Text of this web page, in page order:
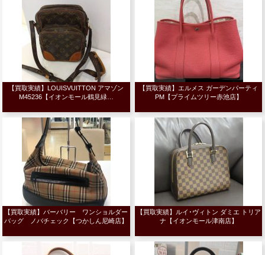
【買取実績】LOUISVUITTON アマゾン
M45236【イオンモール鶴見緑…
【買取実績】エルメス ガーデンパーティ
PM【プライムツリー赤池店】
【買取実績】バーバリー ワンショルダー
バッグ ノバチェック【つかしん尼崎店】
【買取実績】ルイ･ヴィトン ダミエ トリア
ナ【イオンモール津南店】